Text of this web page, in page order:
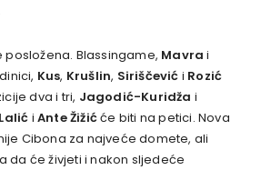
posložena. Blassingame, Mavra i
Kus, Krušlin, Siriščević i Rozić
dva i tri, Jagodić-Kuridža i
Lalić iAnte Žižićće biti na petici. Nova
Cibona za najveće domete, ali
da će živjeti i nakon sljedeće